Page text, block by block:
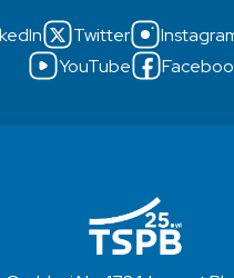
Twitter
YouTube